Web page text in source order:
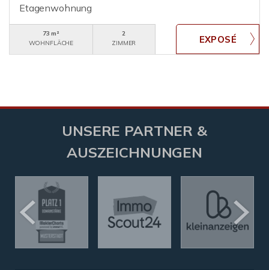
Etagenwohnung
73 m²
WOHNFLÄCHE
2
ZIMMER
UNSERE PARTNER &
AUSZEICHNUNGEN